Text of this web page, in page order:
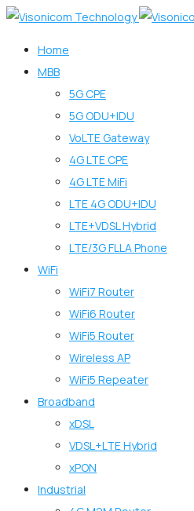
Home
MBB
5G CPE
5G ODU+IDU
VoLTE Gateway
4G LTE CPE
4G LTE MiFi
LTE 4G ODU+IDU
LTE+VDSL Hybrid
LTE/3G FLLA Phone
WiFi
WiFi7 Router
WiFi6 Router
WiFi5 Router
Wireless AP
WiFi5 Repeater
Broadband
xDSL
VDSL+LTE Hybrid
xPON
Industrial